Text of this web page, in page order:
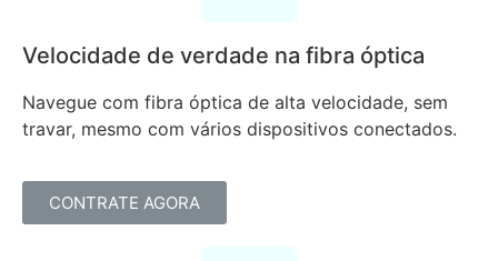
Velocidade de verdade na fibra óptica
Navegue com fibra óptica de alta velocidade, sem
travar, mesmo com vários dispositivos conectados.
CONTRATE AGORA